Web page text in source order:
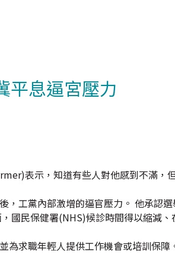
平息逼宮壓力
表示，知道有些人對他感到不滿，
，工黨內部激增的逼官壓力。 他承認
國民保健署(NHS)候診時間得以縮減
為求職年輕人提供工作機會或培訓保障